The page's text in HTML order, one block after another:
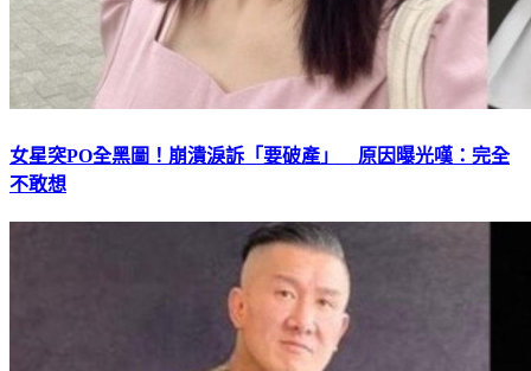
女星突PO全黑圖！崩潰淚訴「要破產」 原因曝光嘆：完全
不敢想